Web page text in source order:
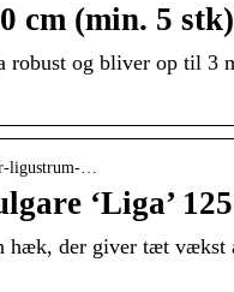
cm (min. 5
og bliver op til 3
ligustrum-…
‘Liga’
hæk, der giver tæt